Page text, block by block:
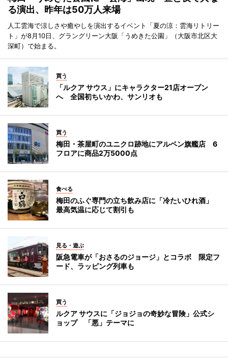
る演出、昨年は50万人来場
人工雲海で涼しさや癒やしを演出するイベント「夏の涼：雲海リトリー
ト」が8月10日、グラングリーン大阪「うめきた公園」（大阪市北区大
深町）で始まる。
買う
「ルクア サウス」にキャラクター21店オープン
へ 全国初ちいかわ、サンリオも
買う
梅田・茶屋町のユニクロ跡地にアルペン旗艦店 6
フロアに商品2万5000点
食べる
梅田のふぐ専門の立ち飲み店に「冷たいひれ酒」
最高気温に応じて割引も
見る・遊ぶ
阪急電車が「おさるのジョージ」とコラボ 限定フ
ード、ラッピング列車も
買う
ルクア サウスに「ジョジョの奇妙な冒険」公式シ
ョップ 「悪」テーマに